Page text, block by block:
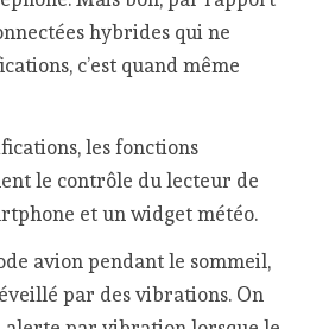
hybrides qui ne
c’est quand même
les fonctions
le contrôle du lecteur de
et un widget météo.
avion pendant le sommeil,
par des vibrations. On